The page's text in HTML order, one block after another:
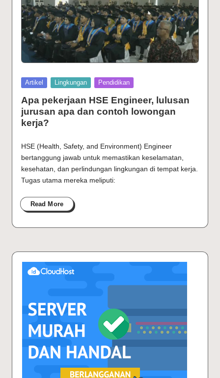
Posted
Artikel Lingkungan Pendidikan
Apa pekerjaan HSE Engineer, lulusan
jurusan apa dan contoh lowongan
kerja?
HSE (Health, Safety, and Environment) Engineer
bertanggung jawab untuk memastikan keselamatan,
kesehatan, dan perlindungan lingkungan di tempat kerja.
Tugas utama mereka meliputi:
Read More